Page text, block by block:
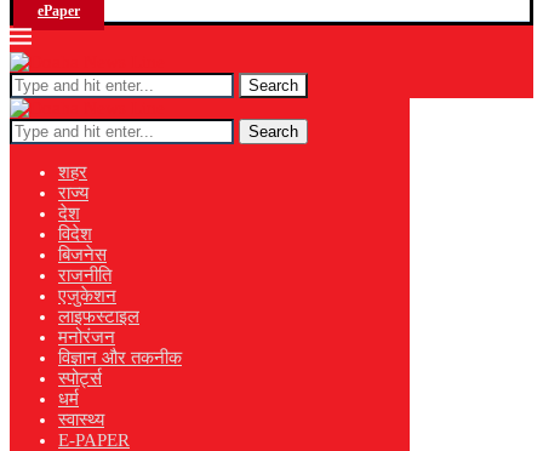
ePaper
Search
Search
शहर
राज्य
देश
विदेश
बिजनेस
राजनीति
एजुकेशन
लाइफस्टाइल
मनोरंजन
विज्ञान और तकनीक
स्पोर्ट्स
धर्म
स्वास्थ्य
E-PAPER